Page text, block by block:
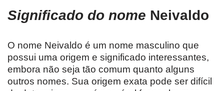
Significado do nome Neivaldo
O nome Neivaldo é um nome masculino que
possui uma origem e significado interessantes,
embora não seja tão comum quanto alguns
outros nomes. Sua origem exata pode ser difícil